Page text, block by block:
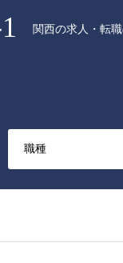
関西の求人・転